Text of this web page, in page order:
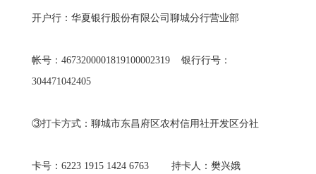
开户行：华夏银行股份有限公司聊城分行营业部
帐号：4673200001819100002319 银行行号：
304471042405
③打卡方式：聊城市东昌府区农村信用社开发区分社
卡号：6223 1915 1424 6763 持卡人：樊兴娥